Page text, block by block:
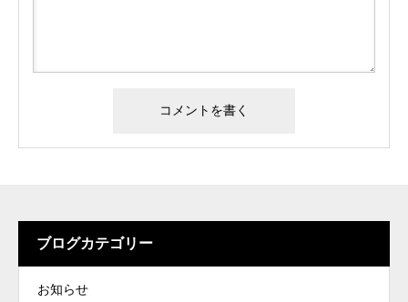
ブログカテゴリー
お知らせ